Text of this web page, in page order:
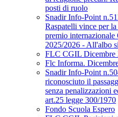
posti di ruolo
Snadir Info-Point
Raspatelli vince per
premio
2025/2026 - All'albo
FLC CGIL Dicembre
Flc Informa.
Snadir Info-Point
riconosciuto il
senza penalizzazioni
art.25 legge 300/1970
Fondo Scuola Espero